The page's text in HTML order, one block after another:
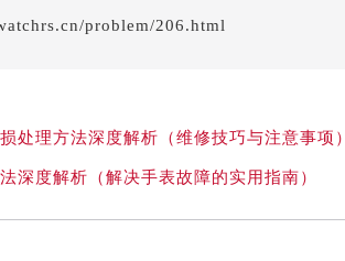
problem/206.html
处理方法深度解析（维修技巧与注意事项）
深度解析（解决手表故障的实用指南）